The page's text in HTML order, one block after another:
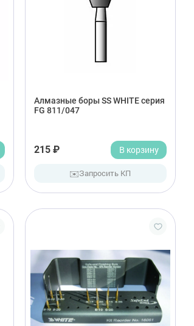
Алмазные боры SS WHITE серия
FG 811/047
215 ₽ В корзину
✉️Запросить КП